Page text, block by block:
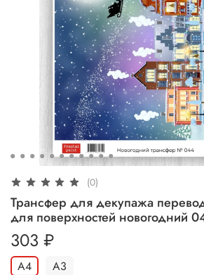
(0)
Трансфер для декупажа
для поверхностей новогодний
303 ₽
А4 А3